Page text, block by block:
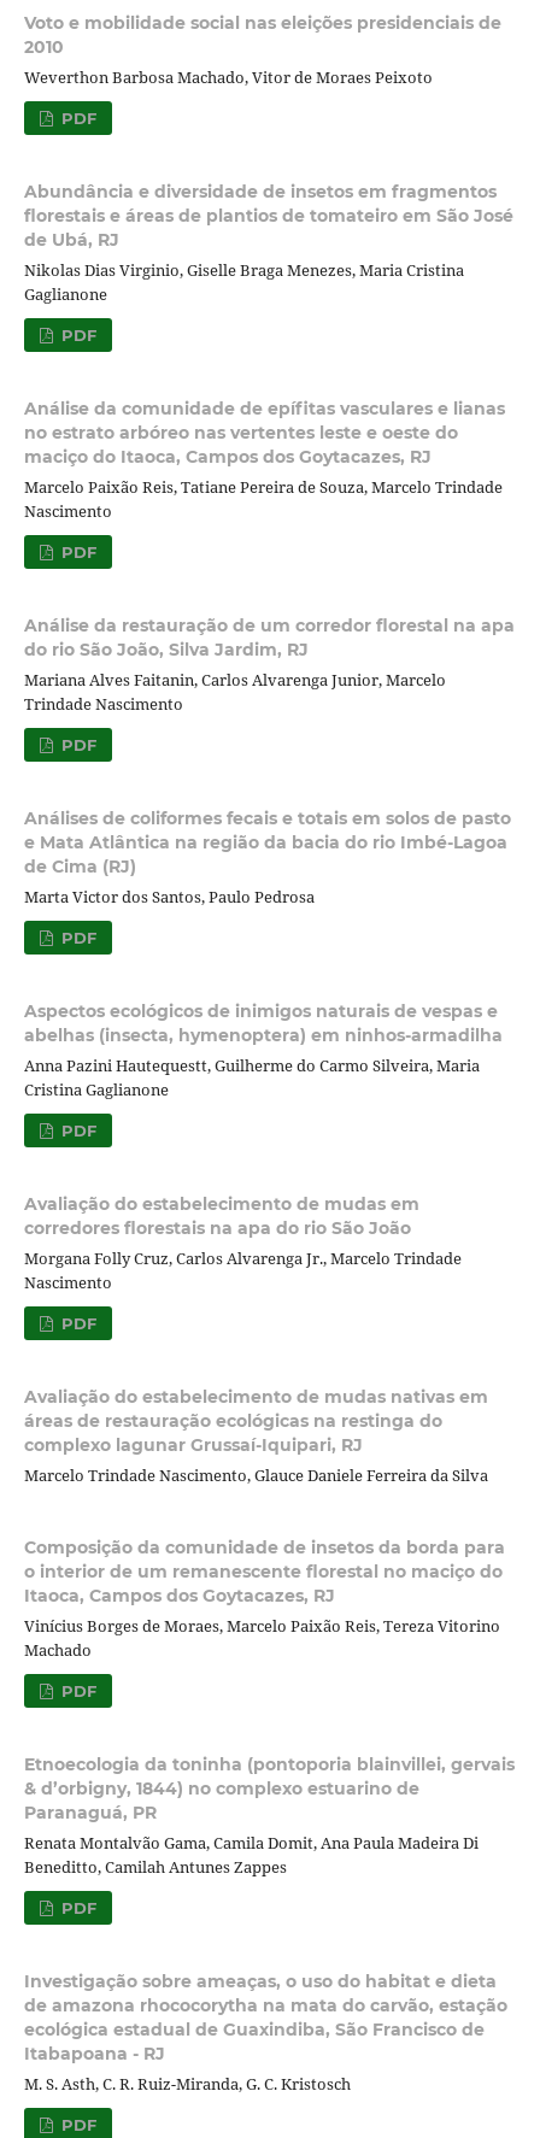
Voto e mobilidade social nas eleições presidenciais de
2010
Weverthon Barbosa Machado, Vitor de Moraes Peixoto
PDF
Abundância e diversidade de insetos em fragmentos
florestais e áreas de plantios de tomateiro em São José
de Ubá, RJ
Nikolas Dias Virginio, Giselle Braga Menezes, Maria Cristina
Gaglianone
PDF
Análise da comunidade de epífitas vasculares e lianas
no estrato arbóreo nas vertentes leste e oeste do
maciço do Itaoca, Campos dos Goytacazes, RJ
Marcelo Paixão Reis, Tatiane Pereira de Souza, Marcelo Trindade
Nascimento
PDF
Análise da restauração de um corredor florestal na apa
do rio São João, Silva Jardim, RJ
Mariana Alves Faitanin, Carlos Alvarenga Junior, Marcelo
Trindade Nascimento
PDF
Análises de coliformes fecais e totais em solos de pasto
e Mata Atlântica na região da bacia do rio Imbé-Lagoa
de Cima (RJ)
Marta Victor dos Santos, Paulo Pedrosa
PDF
Aspectos ecológicos de inimigos naturais de vespas e
abelhas (insecta, hymenoptera) em ninhos-armadilha
Anna Pazini Hautequestt, Guilherme do Carmo Silveira, Maria
Cristina Gaglianone
PDF
Avaliação do estabelecimento de mudas em
corredores florestais na apa do rio São João
Morgana Folly Cruz, Carlos Alvarenga Jr., Marcelo Trindade
Nascimento
PDF
Avaliação do estabelecimento de mudas nativas em
áreas de restauração ecológicas na restinga do
complexo lagunar Grussaí-Iquipari, RJ
Marcelo Trindade Nascimento, Glauce Daniele Ferreira da Silva
Composição da comunidade de insetos da borda para
o interior de um remanescente florestal no maciço do
Itaoca, Campos dos Goytacazes, RJ
Vinícius Borges de Moraes, Marcelo Paixão Reis, Tereza Vitorino
Machado
PDF
Etnoecologia da toninha (pontoporia blainvillei, gervais
& d’orbigny, 1844) no complexo estuarino de
Paranaguá, PR
Renata Montalvão Gama, Camila Domit, Ana Paula Madeira Di
Beneditto, Camilah Antunes Zappes
PDF
Investigação sobre ameaças, o uso do habitat e dieta
de amazona rhococorytha na mata do carvão, estação
ecológica estadual de Guaxindiba, São Francisco de
Itabapoana - RJ
M. S. Asth, C. R. Ruiz-Miranda, G. C. Kristosch
PDF